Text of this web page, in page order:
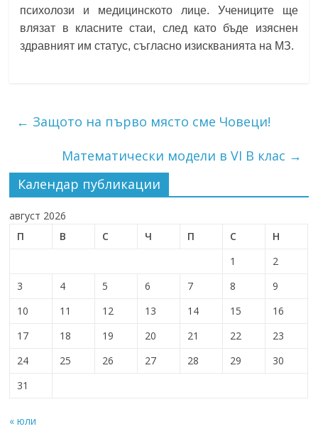
психолози и медицинското лице. Учениците ще
влязат в класните стаи, след като бъде изяснен
здравният им статус, съгласно изискванията на МЗ.
← Защото на първо място сме Човеци!
Математически модели в VI В клас →
Календар публикации
август 2026
П
В С Ч П С
Н
1
2
3
4 5 6 7 8
9
10
11 12 13 14 15
16
17
18 19 20 21 22
23
24
25 26 27 28 29
30
31
« юли